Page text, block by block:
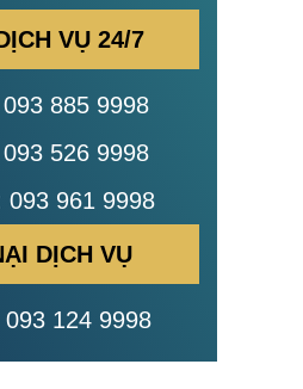
VỤ 24/7
093 885 9998
093 526 9998
093 961 9998
DỊCH VỤ
093 124 9998